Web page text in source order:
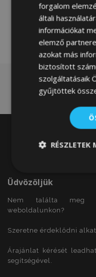
Üdvözöljük
Nem találta meg
weboldalunkon?
Szeretne érdeklődni
Árajánlat kérését
segítségével.
forgalom
általi
információkat
elemző
azokat más
biztosított
szolgáltatásaik
gyűjtöttek
RÉSZLETEK